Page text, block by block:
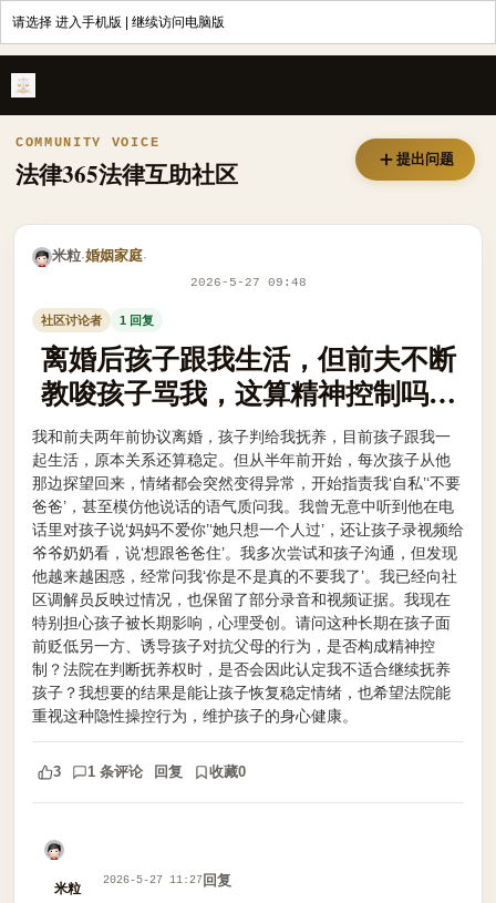
请选择 进入手机版 继续访问电脑版
COMMUNITY VOICE
法律365法律互助社区 提出问题
米粒·婚姻家庭·
2026-5-27 09:48
社区讨论者 1 回复
离婚后孩子跟我生活，但前夫不断
教唆孩子骂我，这算精神控制吗？
法院会因此判我失去抚养权吗？
我和前夫两年前协议离婚，孩子判给我抚养，目前孩子跟我一
起生活，原本关系还算稳定。但从半年前开始，每次孩子从他
那边探望回来，情绪都会突然变得异常，开始指责我‘自私’‘不要
爸爸’，甚至模仿他说话的语气质问我。我曾无意中听到他在电
话里对孩子说‘妈妈不爱你’‘她只想一个人过’，还让孩子录视频给
爷爷奶奶看，说‘想跟爸爸住’。我多次尝试和孩子沟通，但发现
他越来越困惑，经常问我‘你是不是真的不要我了’。我已经向社
区调解员反映过情况，也保留了部分录音和视频证据。我现在
特别担心孩子被长期影响，心理受创。请问这种长期在孩子面
前贬低另一方、诱导孩子对抗父母的行为，是否构成精神控
制？法院在判断抚养权时，是否会因此认定我不适合继续抚养
孩子？我想要的结果是能让孩子恢复稳定情绪，也希望法院能
重视这种隐性操控行为，维护孩子的身心健康。
3 1 条评论 回复 收藏0
米粒
2026-5-27 11:27回复